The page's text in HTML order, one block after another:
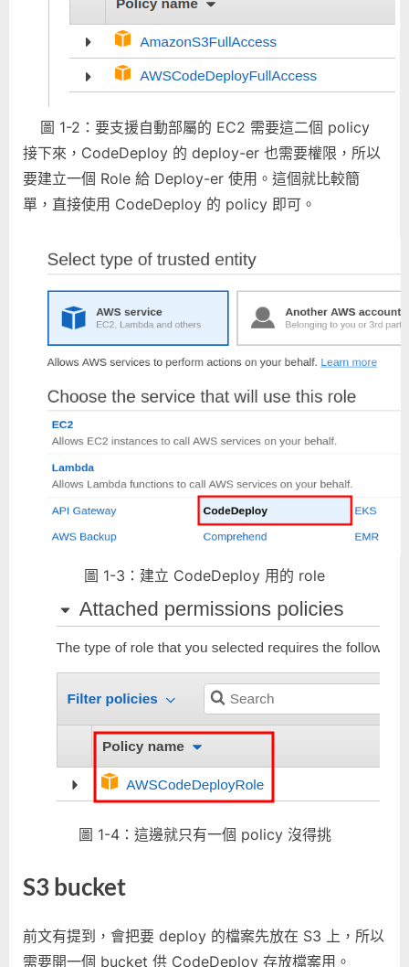
圖 1-2：要支援自動部屬的 EC2 需要這二個 policy
接下來，CodeDeploy 的 deploy-er 也需要權限，所以
要建立一個 Role 給 Deploy-er 使用。這個就比較簡
單，直接使用 CodeDeploy 的 policy 即可。
圖 1-3：建立 CodeDeploy 用的 role
圖 1-4：這邊就只有一個 policy 沒得挑
S3 bucket
前文有提到，會把要 deploy 的檔案先放在 S3 上，所以
需要開一個 bucket 供 CodeDeploy 存放檔案用。